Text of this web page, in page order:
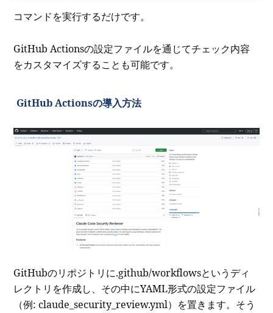
コマンドを実行するだけです。
GitHub Actionsの設定ファイルを通じてチェック内容
をカスタマイズすることも可能です。
GitHub Actionsの導入方法
GitHubのリポジトリに.github/workflowsというディ
レクトリを作成し、その中にYAML形式の設定ファイル
（例: claude_security_review.yml）を置きます。そう